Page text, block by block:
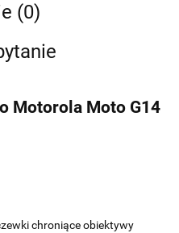
(0)
Motorola Moto G14
chroniące obiektywy